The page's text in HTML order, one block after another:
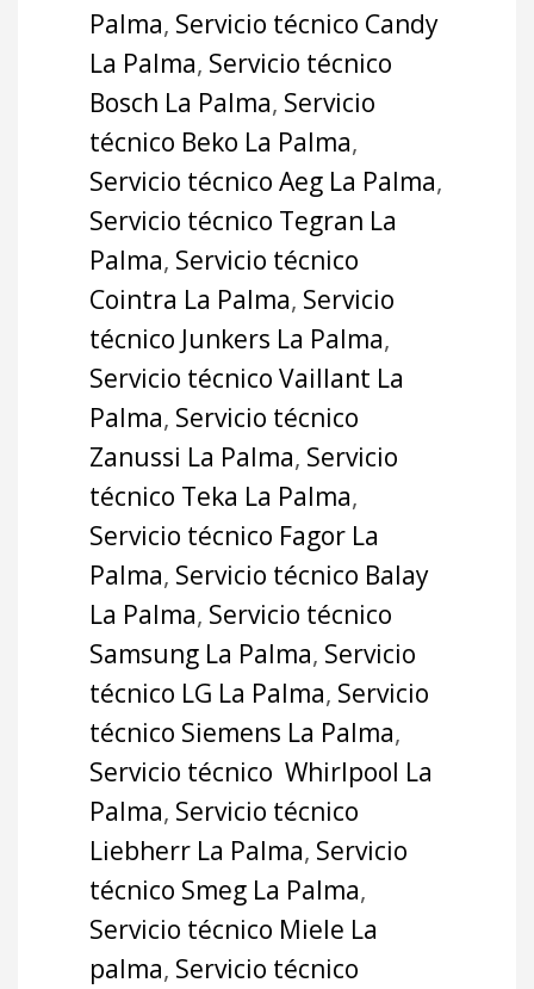
Palma, Servicio técnico Candy
La Palma, Servicio técnico
Bosch La Palma, Servicio
técnico Beko La Palma,
Servicio técnico Aeg La Palma,
Servicio técnico Tegran La
Palma, Servicio técnico
Cointra La Palma, Servicio
técnico Junkers La Palma,
Servicio técnico Vaillant La
Palma, Servicio técnico
Zanussi La Palma, Servicio
técnico Teka La Palma,
Servicio técnico Fagor La
Palma, Servicio técnico Balay
La Palma, Servicio técnico
Samsung La Palma, Servicio
técnico LG La Palma, Servicio
técnico Siemens La Palma,
Servicio técnico Whirlpool La
Palma, Servicio técnico
Liebherr La Palma, Servicio
técnico Smeg La Palma,
Servicio técnico Miele La
palma, Servicio técnico